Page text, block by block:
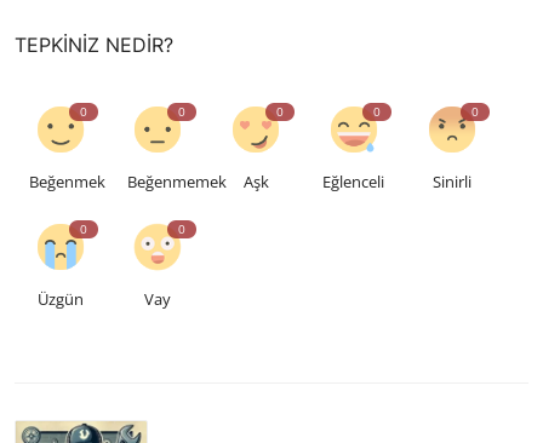
TEPKINIZ NEDIR?
0
Beğenmek
0
Beğenmemek
0
Aşk
0
Eğlenceli
0
Sinirli
0
Üzgün
0
Vay